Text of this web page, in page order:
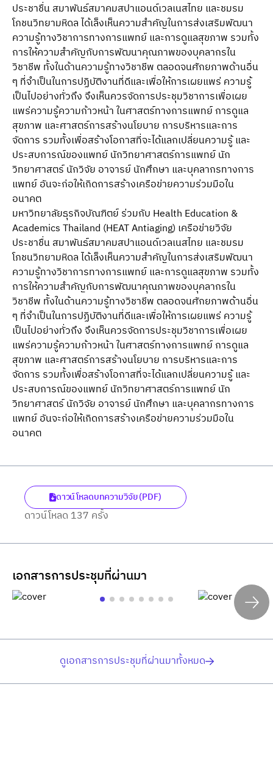
ประชาชื่น สมาพันธ์สมาคมสปาแอนด์เวลเนสไทย และชมรม
โภชนวิทยามหิดล ได้เล็งเห็นความสําคัญในการส่งเสริมพัฒนา
ความรู้ทางวิชาการทางการแพทย์ และการดูแลสุขภาพ รวมทั้ง
การให้ความสําคัญกับการพัฒนาคุณภาพของบุคลากรใน
วิชาชีพ ทั้งในด้านความรู้ทางวิชาชีพ ตลอดจนศักยภาพด้านอื่น
ๆ ที่จําเป็นในการปฏิบัติงานที่ดีและเพื่อให้การเผยแพร่ ความรู้
เป็นไปอย่างทั่วถึง จึงเห็นควรจัดการประชุมวิชาการเพื่อเผย
แพร่ความรู้ความก้าวหน้า ในศาสตร์ทางการแพทย์ การดูแล
สุขภาพ และศาสตร์การสร้างนโยบาย การบริหารและการ
จัดการ รวมทั้งเพื่อสร้างโอกาสที่จะได้แลกเปลี่ยนความรู้ และ
ประสบการณ์ของแพทย์ นักวิทยาศาสตร์การแพทย์ นัก
วิทยาศาสตร์ นักวิจัย อาจารย์ นักศึกษา และบุคลากรทางการ
แพทย์ อันจะก่อให้เกิดการสร้างเครือข่ายความร่วมมือใน
อนาคต
มหาวิทยาลัยธุรกิจบัณฑิตย์ ร่วมกับ Health Education &
Academics Thailand (HEAT Antiaging) เครือข่ายวิจัย
ประชาชื่น สมาพันธ์สมาคมสปาแอนด์เวลเนสไทย และชมรม
โภชนวิทยามหิดล ได้เล็งเห็นความสําคัญในการส่งเสริมพัฒนา
ความรู้ทางวิชาการทางการแพทย์ และการดูแลสุขภาพ รวมทั้ง
การให้ความสําคัญกับการพัฒนาคุณภาพของบุคลากรใน
วิชาชีพ ทั้งในด้านความรู้ทางวิชาชีพ ตลอดจนศักยภาพด้านอื่น
ๆ ที่จําเป็นในการปฏิบัติงานที่ดีและเพื่อให้การเผยแพร่ ความรู้
เป็นไปอย่างทั่วถึง จึงเห็นควรจัดการประชุมวิชาการเพื่อเผย
แพร่ความรู้ความก้าวหน้า ในศาสตร์ทางการแพทย์ การดูแล
สุขภาพ และศาสตร์การสร้างนโยบาย การบริหารและการ
จัดการ รวมทั้งเพื่อสร้างโอกาสที่จะได้แลกเปลี่ยนความรู้ และ
ประสบการณ์ของแพทย์ นักวิทยาศาสตร์การแพทย์ นัก
วิทยาศาสตร์ นักวิจัย อาจารย์ นักศึกษา และบุคลากรทางการ
แพทย์ อันจะก่อให้เกิดการสร้างเครือข่ายความร่วมมือใน
อนาคต
ดาวน์โหลดบทความวิจัย (PDF)
ดาวน์โหลด 137 ครั้ง
เอกสารการประชุมที่ผ่านมา
ดูเอกสารการประชุมที่ผ่านมาทั้งหมด